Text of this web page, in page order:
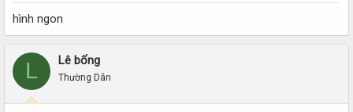
hình ngon
L Lê bống
Thường Dân